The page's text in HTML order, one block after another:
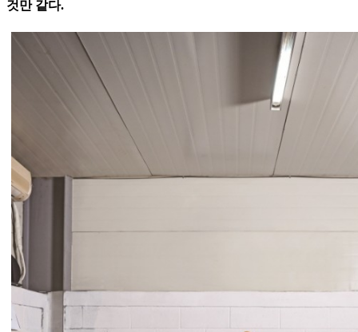
것만 같다.